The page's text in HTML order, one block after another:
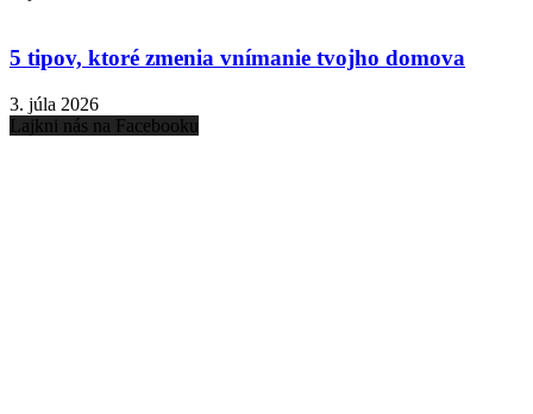
5 tipov, ktoré zmenia vnímanie tvojho domova
3. júla 2026
Lajkni nás na Facebooku